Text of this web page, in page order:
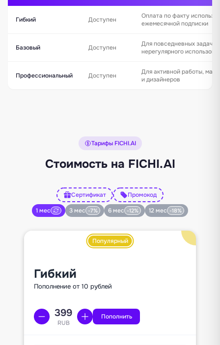
Гибкий Доступен
Оплата по факту
ежемесячной подписки
Базовый Доступен
Для повседневных задач и
нерегулярного
Профессиональный Доступен
Для активной работы,
и дизайнеров
Тарифы FICHI.AI
Стоимость на FICHI.AI
Сертификат
1 мес
3 мес -7% 6 мес -12% 12 мес -18%
Промокод
Популярный
Гибкий
Пополнение от 10 рублей
RUB
Пополнить